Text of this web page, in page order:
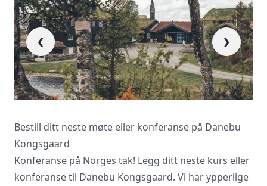
❮ ❯
Bestill ditt neste møte eller konferanse på Danebu
Kongsgaard
Konferanse på Norges tak! Legg ditt neste kurs eller
konferanse til Danebu Kongsgaard. Vi har ypperlige